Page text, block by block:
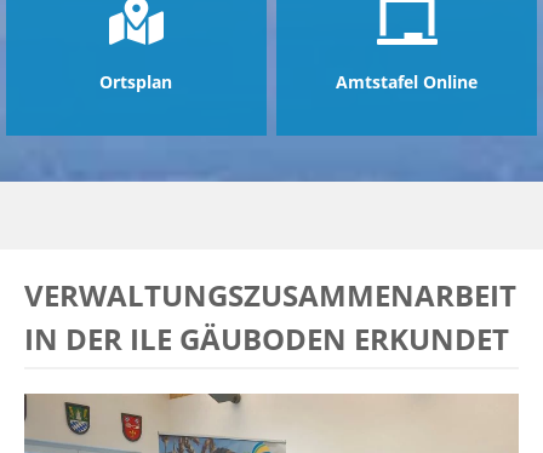
Ortsplan Amtstafel Online
VERWALTUNGSZUSAMMENARBEIT
IN DER ILE GÄUBODEN ERKUNDET